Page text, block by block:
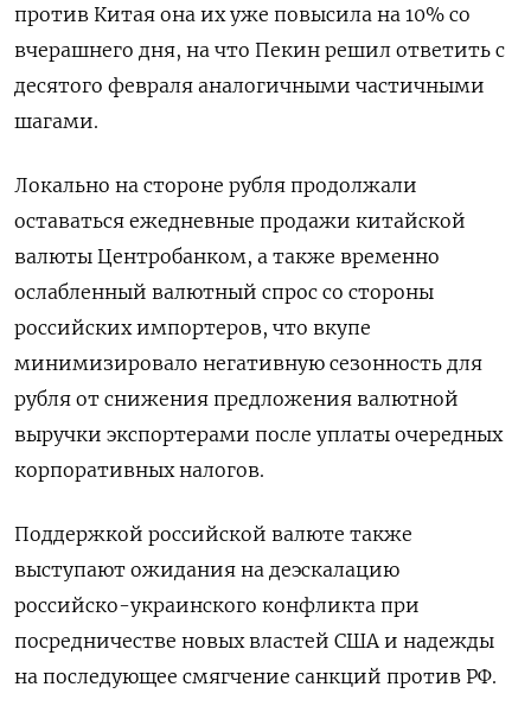
против Китая она их уже повысила на 10% со
вчерашнего дня, на что Пекин решил ответить с
десятого февраля аналогичными частичными
шагами.
Локально на стороне рубля продолжали
оставаться ежедневные продажи китайской
валюты Центробанком, а также временно
ослабленный валютный спрос со стороны
российских импортеров, что вкупе
минимизировало негативную сезонность для
рубля от снижения предложения валютной
выручки экспортерами после уплаты очередных
корпоративных налогов.
Поддержкой российской валюте также
выступают ожидания на деэскалацию
российско-украинского конфликта при
посредничестве новых властей США и надежды
на последующее смягчение санкций против РФ.